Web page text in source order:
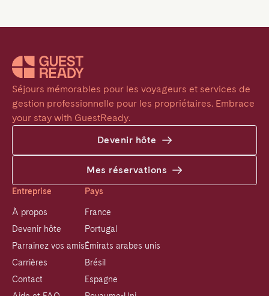
Séjours mémorables pour les voyageurs et services de
gestion professionnelle pour les propriétaires. Embrace
your stay with GuestReady.
Devenir hôte
Mes réservations
Entreprise
À propos
Devenir hôte
Parrainez vos amis
Carrières
Contact
Pays
France
Portugal
Émirats arabes unis
Brésil
Espagne